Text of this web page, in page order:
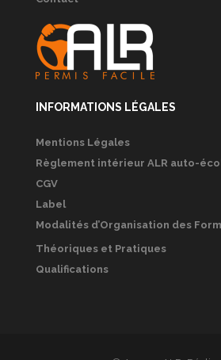
INFORMATIONS LÉGALES
Mentions Légales
Règlement intérieur ALR auto-
CGV
Label
Modalités d’Organisation des
Théoriques et Pratiques
Qualifications